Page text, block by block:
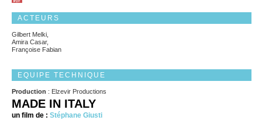
ACTEURS
Gilbert Melki,
Amira Casar,
Françoise Fabian
EQUIPE TECHNIQUE
Production : Elzevir Productions
MADE IN ITALY
un film de : Stéphane Giusti